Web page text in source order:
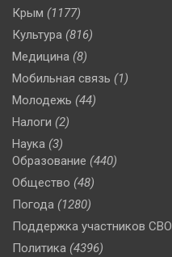
Крым (1177)
Культура (816)
Медицина (8)
Мобильная связь (1)
Молодежь (44)
Налоги (2)
Наука (3)
Образование (440)
Общество (48)
Погода (1280)
Поддержка участников СВО
Политика (4396)